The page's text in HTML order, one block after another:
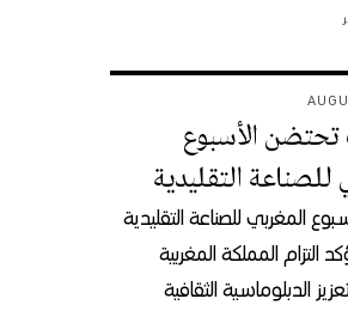
تحتضن الأسبوع
للصناعة التقليدية
المغربي للصناعة التقليدية
التزام المملكة المغربية
الدبلوماسية الثقافية